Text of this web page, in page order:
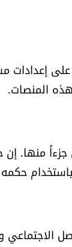
إعدادات
المنصات.
جزءاً